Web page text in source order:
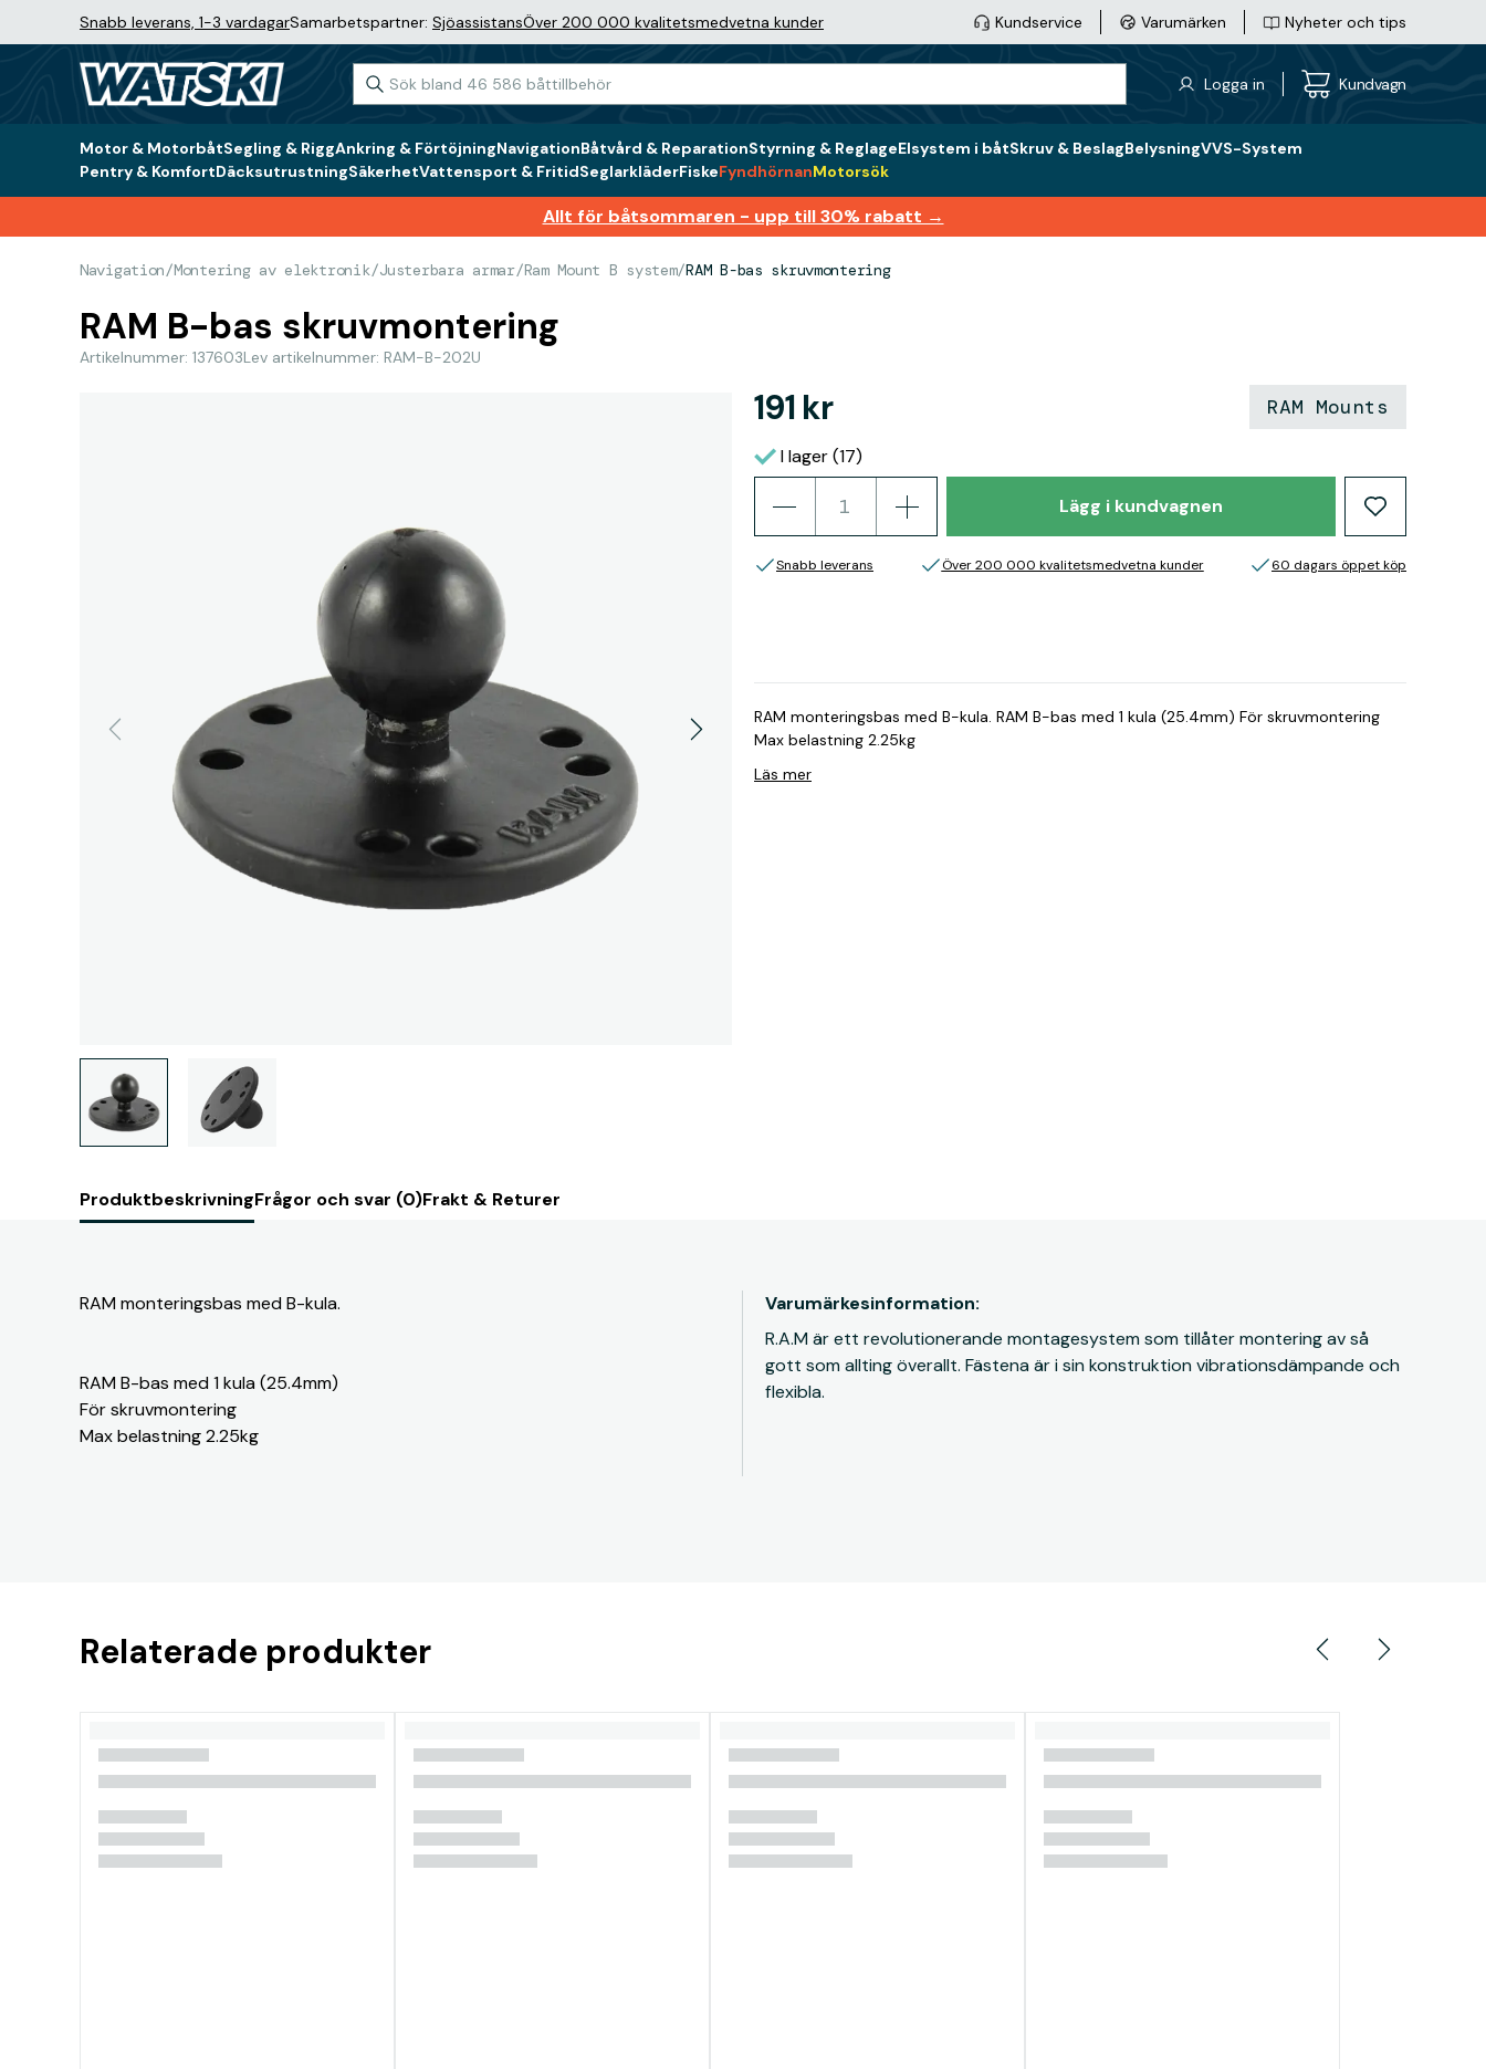
Snabb leverans, 1-3 vardagarSamarbetspartner: SjöassistansÖver 200 000 kvalitetsmedvetna kunder Kundservice Varumärken Nyheter och tips
Logga in Kundvagn
Motor & MotorbåtSegling & RiggAnkring & FörtöjningNavigationBåtvård & ReparationStyrning & ReglageElsystem i båtSkruv & BeslagBelysningVVS-System
Pentry & KomfortDäcksutrustningSäkerhetVattensport & FritidSeglarkläderFiskeFyndhörnanMotorsök
Allt för båtsommaren - upp till 30% rabatt →
Navigation/Montering av elektronik/Justerbara armar/Ram Mount B system/RAM B-bas skruvmontering
RAM B-bas skruvmontering
Artikelnummer: 137603Lev artikelnummer: RAM-B-202U
191 kr RAM Mounts
I lager (17)
Lägg i kundvagnen
Snabb leverans Över 200 000 kvalitetsmedvetna kunder 60 dagars öppet köp
RAM monteringsbas med B-kula. RAM B-bas med 1 kula (25.4mm) För skruvmontering
Max belastning 2.25kg
Läs mer
ProduktbeskrivningFrågor och svar (0)Frakt & Returer
RAM monteringsbas med B-kula.
RAM B-bas med 1 kula (25.4mm)
För skruvmontering
Max belastning 2.25kg
Varumärkesinformation:
R.A.M är ett revolutionerande montagesystem som tillåter montering av så
gott som allting överallt. Fästena är i sin konstruktion vibrationsdämpande och
flexibla.
Relaterade produkter